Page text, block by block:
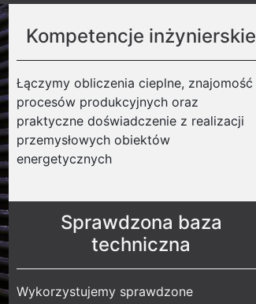
Kompetencje inżynierskie
Łączymy obliczenia cieplne, znajomość
procesów produkcyjnych oraz
praktyczne doświadczenie z realizacji
przemysłowych obiektów
energetycznych
Sprawdzona baza
techniczna
Wykorzystujemy sprawdzone